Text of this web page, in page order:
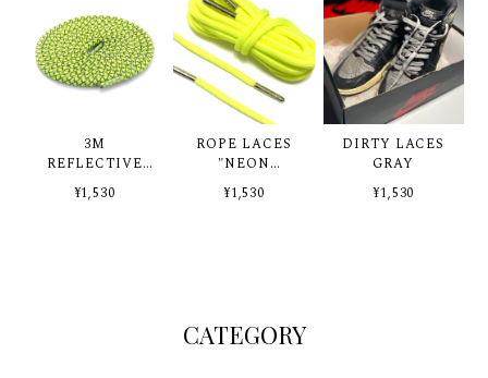
3M
REFLECTIVE
SHOELACES -
VOLT-
¥1,530
ROPE LACES
"NEON
YELLOW"
silvertip
¥1,530
DIRTY LACES
GRAY
¥1,530
CATEGORY